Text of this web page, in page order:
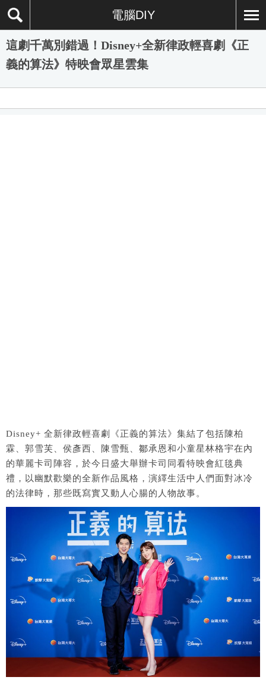
電腦DIY
這劇千萬別錯過！Disney+全新律政輕喜劇《正
義的算法》特映會眾星雲集
Disney+ 全新律政輕喜劇《正義的算法》集結了包括陳柏
霖、郭雪芙、侯彥西、陳雪甄、鄒承恩和小童星林格宇在內
的華麗卡司陣容，於今日盛大舉辦卡司同看特映會紅毯典
禮，以幽默歡樂的全新作品風格，演繹生活中人們面對冰冷
的法律時，那些既寫實又動人心腸的人物故事。